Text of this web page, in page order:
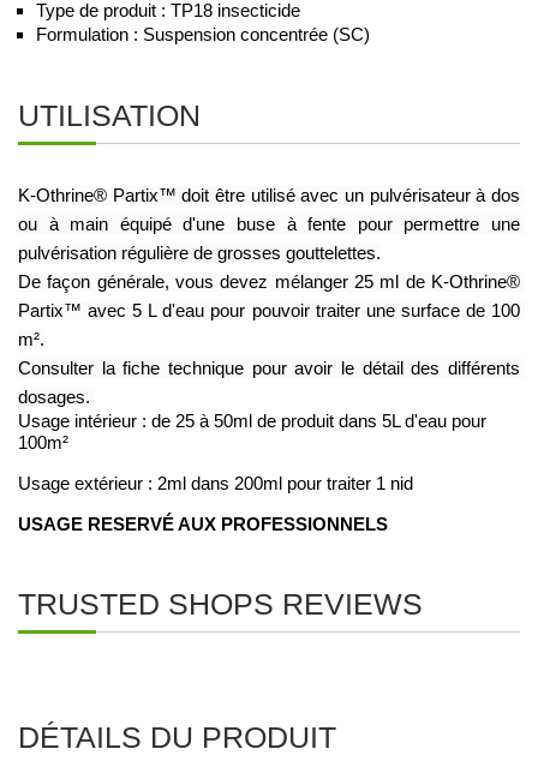
Type de produit : TP18 insecticide
Formulation : Suspension concentrée (SC)
UTILISATION
K-Othrine® Partix™ doit être utilisé avec un pulvérisateur à dos
ou à main équipé d'une buse à fente pour permettre une
pulvérisation régulière de grosses gouttelettes.
De façon générale, vous devez mélanger 25 ml de K-Othrine®
Partix™ avec 5 L d'eau pour pouvoir traiter une surface de 100
m².
Consulter la fiche technique pour avoir le détail des différents
dosages.
Usage intérieur : de 25 à 50ml de produit dans 5L d'eau pour
100m²
Usage extérieur : 2ml dans 200ml pour traiter 1 nid
USAGE RESERVÉ AUX PROFESSIONNELS
TRUSTED SHOPS REVIEWS
DÉTAILS DU PRODUIT